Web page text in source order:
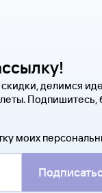
делимся
Подпишитесь,
моих